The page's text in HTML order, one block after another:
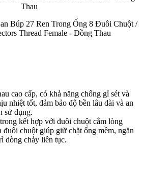
cao cấp, có khả năng chống gỉ sét và
nhiệt tốt, đảm bảo độ bền lâu dài và an
sử dụng.
kết hợp với đuôi chuột cắm lòng
đuôi chuột giúp giữ chặt ống mềm, ngăn
dòng chảy liên tục.